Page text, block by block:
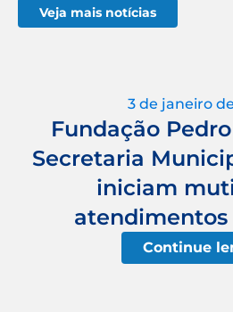
Veja mais notícias
3 de janeiro
Fundação
Secretaria
iniciam
atendimentos
Continue